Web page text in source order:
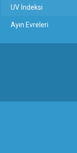
UV İndeksi
Ayın Evreleri